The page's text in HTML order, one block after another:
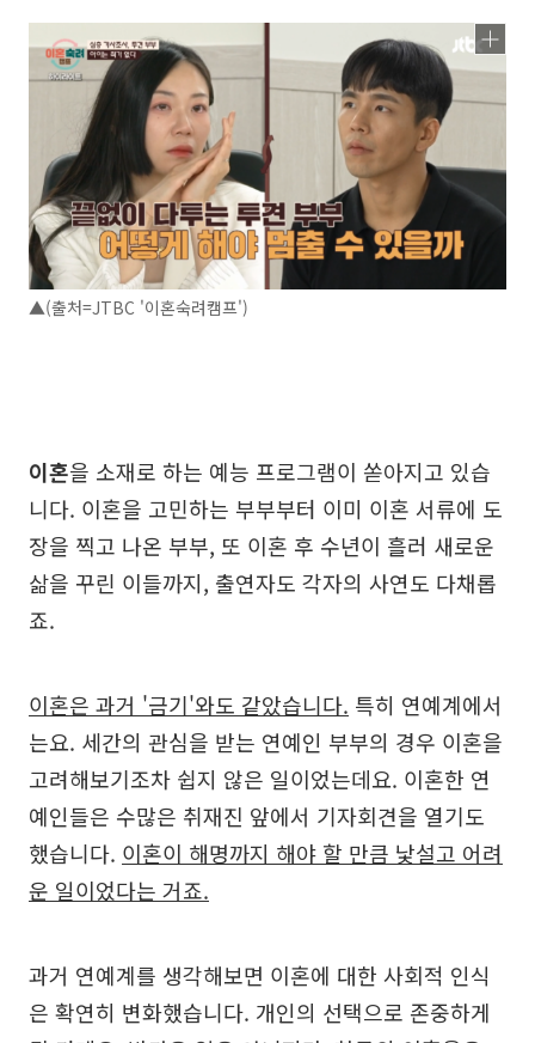
▲(출처=JTBC '이혼숙려캠프')
이혼을 소재로 하는 예능 프로그램이 쏟아지고 있습
니다. 이혼을 고민하는 부부부터 이미 이혼 서류에 도
장을 찍고 나온 부부, 또 이혼 후 수년이 흘러 새로운
삶을 꾸린 이들까지, 출연자도 각자의 사연도 다채롭
죠.
이혼은 과거 '금기'와도 같았습니다. 특히 연예계에서
는요. 세간의 관심을 받는 연예인 부부의 경우 이혼을
고려해보기조차 쉽지 않은 일이었는데요. 이혼한 연
예인들은 수많은 취재진 앞에서 기자회견을 열기도
했습니다. 이혼이 해명까지 해야 할 만큼 낯설고 어려
운 일이었다는 거죠.
과거 연예계를 생각해보면 이혼에 대한 사회적 인식
은 확연히 변화했습니다. 개인의 선택으로 존중하게